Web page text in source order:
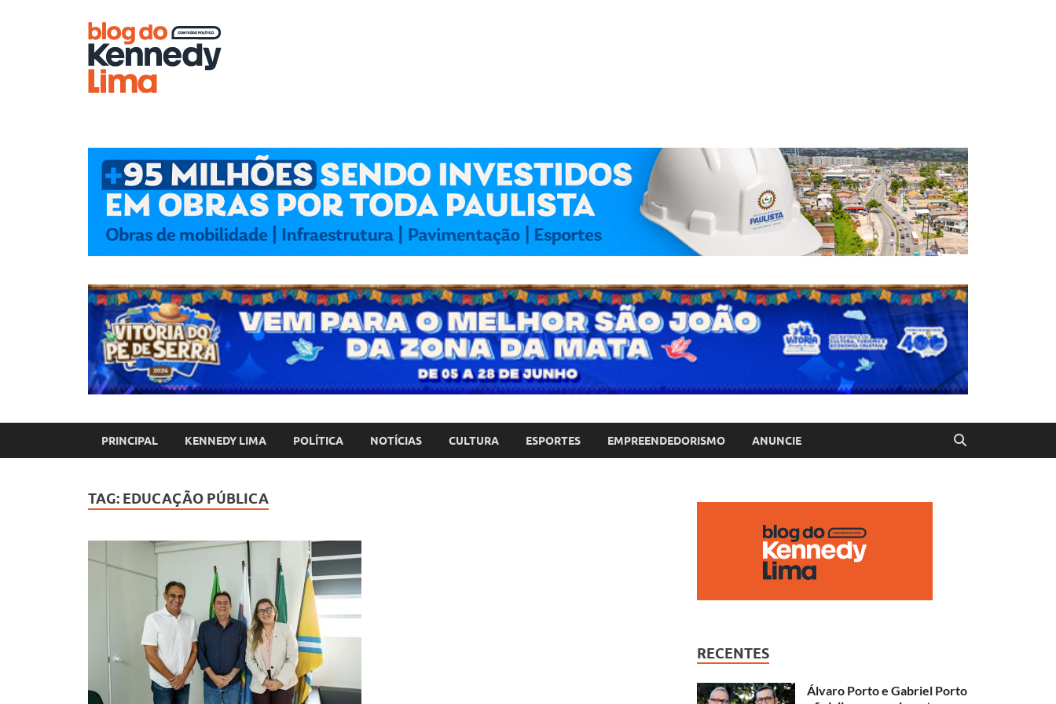
PRINCIPAL KENNEDY LIMA POLÍTICA NOTÍCIAS CULTURA ESPORTES EMPREENDEDORISMO ANUNCIE
TAG: EDUCAÇÃO PÚBLICA
RECENTES
Álvaro Porto e Gabriel Porto